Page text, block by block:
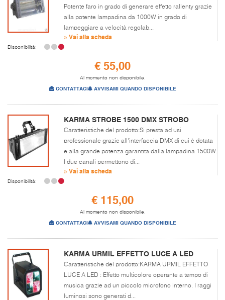
Potente faro in grado di generare effetto rallenty grazie
alla potente lampadina da 1000W in grado di
lampeggiare a velocità regolab...
» Vai alla scheda
Disponibilità:
€ 55,00
Al momento non disponibile.
CONTATTACI AVVISAMI QUANDO DISPONIBILE
KARMA STROBE 1500 DMX STROBO
Caratteristiche del prodotto:Si presta ad usi
professionale grazie all'interfaccia DMX di cui è dotata
e alla grande potenza garantita dalla lampadina 1500W.
I due canali permettono di...
» Vai alla scheda
Disponibilità:
€ 115,00
Al momento non disponibile.
CONTATTACI AVVISAMI QUANDO DISPONIBILE
KARMA URMIL EFFETTO LUCE A LED
Caratteristiche del prodotto:KARMA URMIL EFFETTO
LUCE A LED : Effetto multicolore operante a tempo di
musica grazie ad un piccolo microfono interno. I raggi
luminosi sono generati d...